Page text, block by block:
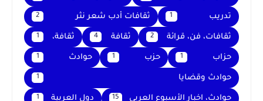
تدريب 1 ثقافات أدب شعر نثر 2
ثقافات، فن، قرائة 2 ثقافة 4 ثقافة، 1
حزاب 1 حزب 1 حوادث 1
حوادث وقضايا 1
حوادث، اخبار الأسبوع العربي 15 دول العربية 1